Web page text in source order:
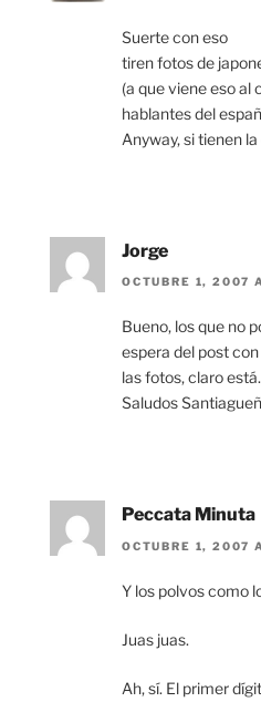
Suerte con eso
tiren fotos de
(a que viene eso al
hablantes del
Anyway, si tienen
Jorge
OCTUBRE 1, 2007
Bueno, los que no
espera del post
las fotos, claro está.
Saludos
Peccata Minuta
OCTUBRE 1, 2007
Y los polvos como
Juas juas.
Ah, sí. El primer